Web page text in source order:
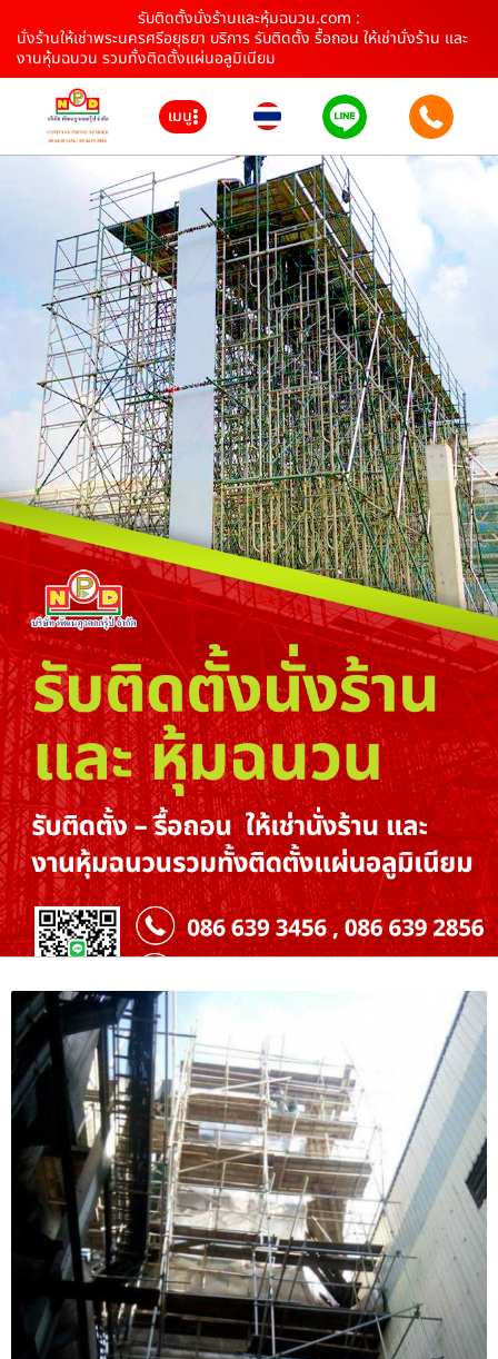
รับติดตั้งนั่งร้านและหุ้มฉนวน.com :
นั่งร้านให้เช่าพระนครศรีอยุธยา บริการ รับติดตั้ง รื้อถอน ให้เช่านั่งร้าน และ
งานหุ้มฉนวน รวมทั้งติดตั้งแผ่นอลูมิเนียม
เมนู